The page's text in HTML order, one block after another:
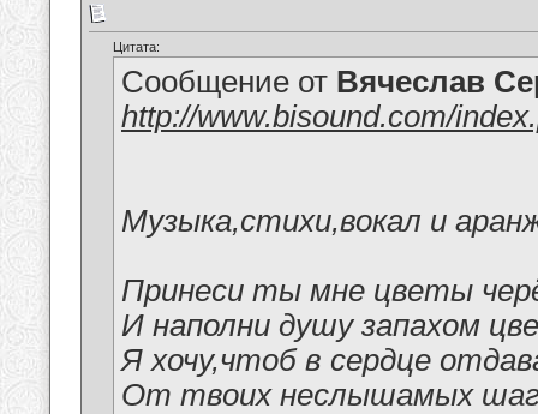
Цитата:
Сообщение от Вячеслав
http://www.bisound.com/
Музыка,стихи,вокал и
Принеси ты мне цветы
И наполни душу запахом
Я хочу,чтоб в сердце
От твоих неслышамых